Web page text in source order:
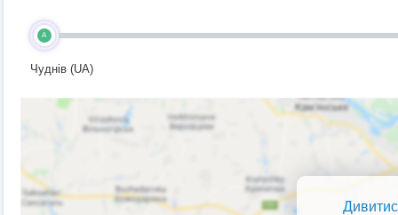
A
Чуднів (UA)